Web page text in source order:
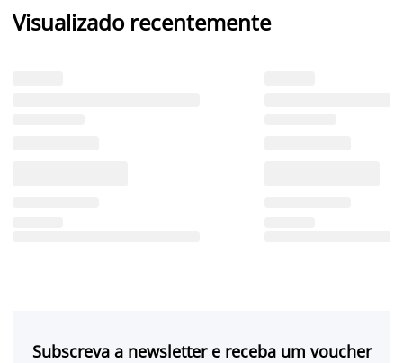
Visualizado recentemente
Subscreva a newsletter e receba um voucher